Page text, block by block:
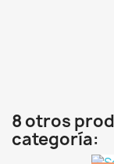
8 otros
categoría: